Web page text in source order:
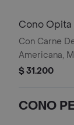
Cono Opita
Con Carne
Americana,
Fundido.
$ 31.200
CONO